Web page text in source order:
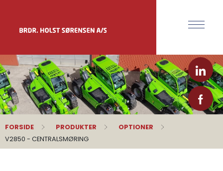
FORSIDE PRODUKTER
OPTIONER
V2850 - CENTRALSMØRING